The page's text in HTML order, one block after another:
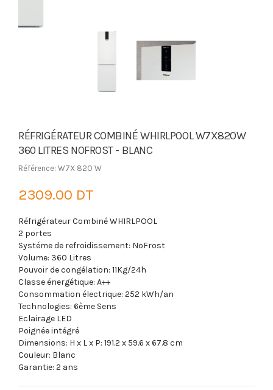
RÉFRIGÉRATEUR COMBINÉ WHIRLPOOL W7X82OW
360 LITRES NOFROST - BLANC
Référence: W7X 82O W
2309.00 DT
Réfrigérateur Combiné WHIRLPOOL
2 portes
Systéme de refroidissement: NoFrost
Volume: 360 Litres
Pouvoir de congélation: 11Kg/24h
Classe énergétique: A++
Consommation électrique: 252 kWh/an
Technologies: 6ème Sens
Eclairage LED
Poignée intégré
Dimensions: H x L x P: 191.2 x 59.6 x 67.8 cm
Couleur: Blanc
Garantie: 2 ans